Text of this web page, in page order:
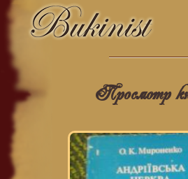
Просмотр